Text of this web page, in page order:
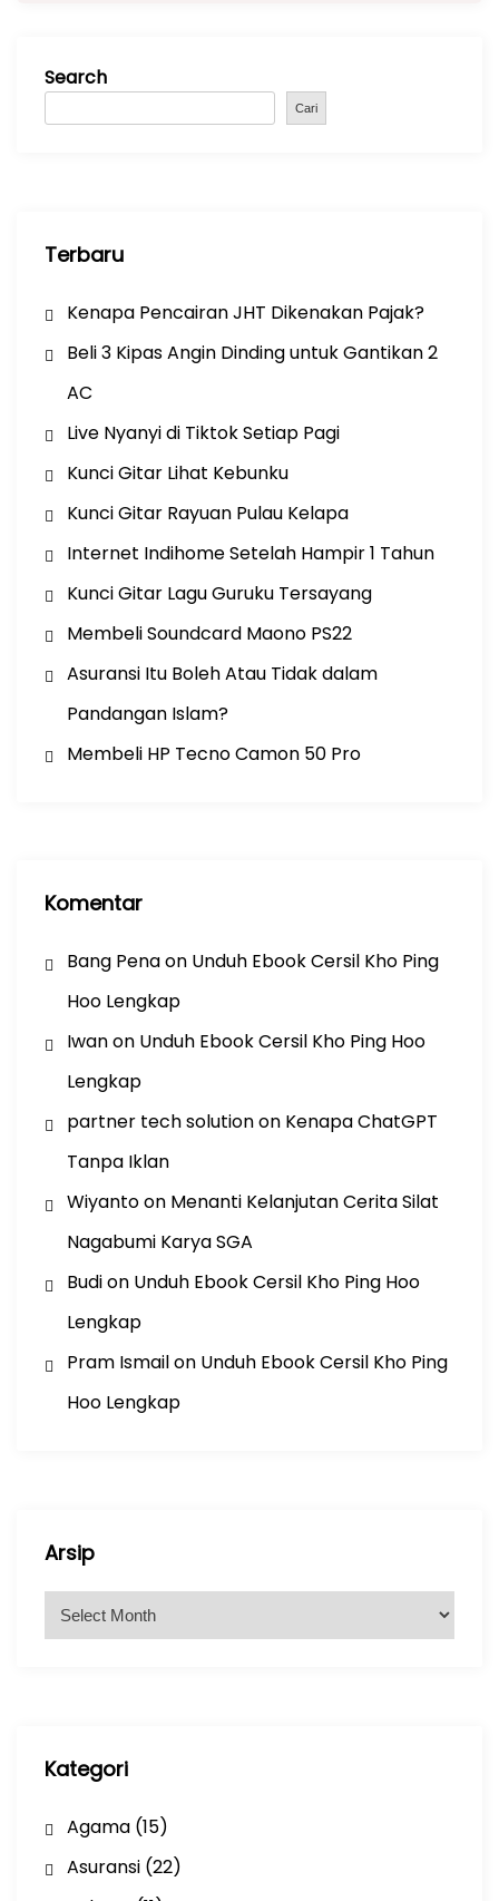
o
o
p
p
m
Search
Cari
Terbaru
Kenapa Pencairan JHT Dikenakan Pajak?
Beli 3 Kipas Angin Dinding untuk Gantikan 2
AC
Live Nyanyi di Tiktok Setiap Pagi
Kunci Gitar Lihat Kebunku
Kunci Gitar Rayuan Pulau Kelapa
Internet Indihome Setelah Hampir 1 Tahun
Kunci Gitar Lagu Guruku Tersayang
Membeli Soundcard Maono PS22
Asuransi Itu Boleh Atau Tidak dalam
Pandangan Islam?
Membeli HP Tecno Camon 50 Pro
Komentar
Bang Penaon Unduh Ebook Cersil Kho Ping
Hoo Lengkap
Iwanon Unduh Ebook Cersil Kho Ping Hoo
Lengkap
partner tech solutionon Kenapa ChatGPT
Tanpa Iklan
Wiyantoon Menanti Kelanjutan Cerita Silat
Nagabumi Karya SGA
Budion Unduh Ebook Cersil Kho Ping Hoo
Lengkap
Pram Ismailon Unduh Ebook Cersil Kho Ping
Hoo Lengkap
Arsip
Kategori
Agama(15)
Asuransi(22)